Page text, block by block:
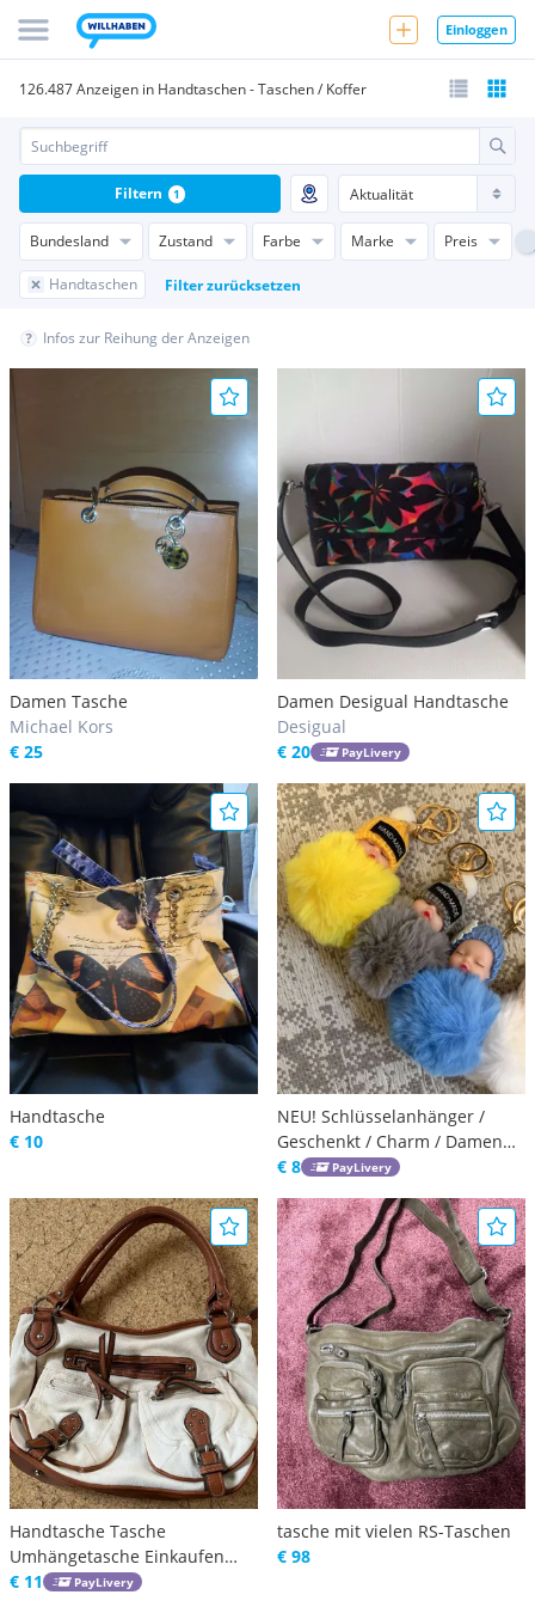
Einloggen
126.487 Anzeigen in Handtaschen - Taschen / Koffer
Bundesland Zustand Farbe Marke Preis
Handtaschen Filter zurücksetzen
Filtern 1
Infos zur Reihung der Anzeigen
Damen Tasche
Michael Kors
€ 25
Damen Desigual Handtasche
Desigual
€ 20
PayLivery
Handtasche
€ 10
NEU! Schlüsselanhänger /
Geschenkt / Charm / Damen
Tasche / Babygeschenk /
Rucksackanhänger
€ 8 PayLivery
Handtasche Tasche
Umhängetasche Einkaufen
Handgelenk Geschenk
€ 11 PayLivery
tasche mit vielen RS-Taschen
€ 98